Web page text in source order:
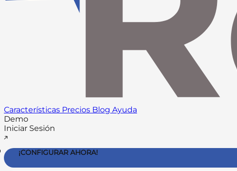
Características Precios Blog Ayuda
Demo
Iniciar Sesión
¡CONFIGURAR AHORA!